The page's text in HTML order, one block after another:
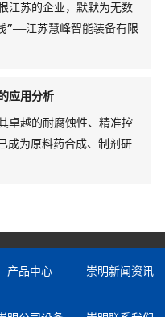
江苏的企业，默默为无数
”——江苏慧峰智能装备有限
应用分析
卓越的耐腐蚀性、精准控
成为原料药合成、制剂研
产品中心 崇明新闻资讯